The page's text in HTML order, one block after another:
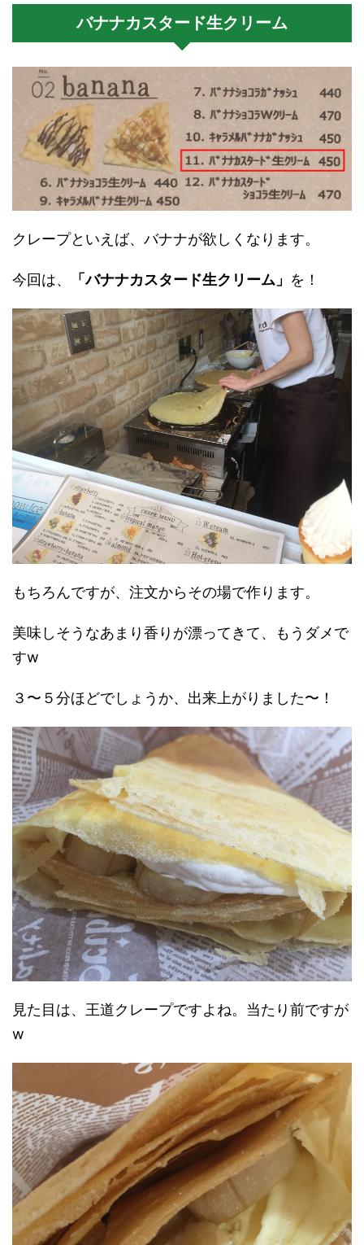
バナナカスタード生クリーム
クレープといえば、バナナが欲しくなります。
今回は、 「バナナカスタード生クリーム」 を！
もちろんですが、注文からその場で作ります。
美味しそうなあまり香りが漂ってきて、もうダメで
すw
３〜５分ほどでしょうか、出来上がりました〜！
見た目は、王道クレープですよね。当たり前ですが
w